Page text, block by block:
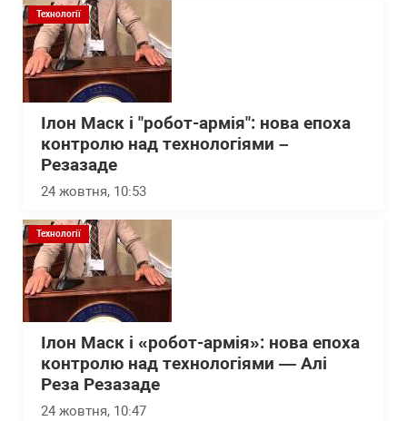
Технології
Ілон Маск і "робот-армія": нова епоха
контролю над технологіями –
Резазаде
24 жовтня, 10:53
Технології
Ілон Маск і «робот-армія»: нова епоха
контролю над технологіями — Алі
Реза Резазаде
24 жовтня, 10:47